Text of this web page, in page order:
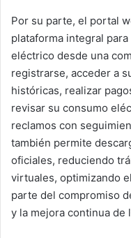
Por su parte, el portal
plataforma integral
eléctrico desde una
registrarse, acceder a
históricas, realizar
revisar su consumo
reclamos con
también permite
oficiales, reduciendo
virtuales, optimizando
parte del compromiso
y la mejora continua de